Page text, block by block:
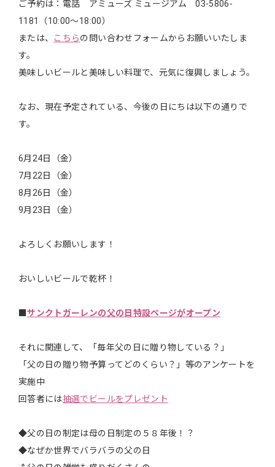
ご予約は：電話 アミューズ ミュージアム 03-5806-
1181（10:00〜18:00）
または、 こちらの問い合わせフォームからお願いいたしま
す。
美味しいビールと美味しい料理で、元気に復興しましょう。
なお、現在予定されている、今後の日にちは以下の通りで
す。
6月24日（金）
7月22日（金）
8月26日（金）
9月23日（金）
よろしくお願いします！
おいしいビールで乾杯！
■サンクトガーレンの父の日特設ページがオープン
それに関連して、「毎年父の日に贈り物している？」
「父の日の贈り物予算ってどのくらい？」等のアンケートを
実施中
回答者には抽選でビールをプレゼント
◆父の日の制定は母の日制定の５８年後！？
◆なぜか世界でバラバラの父の日